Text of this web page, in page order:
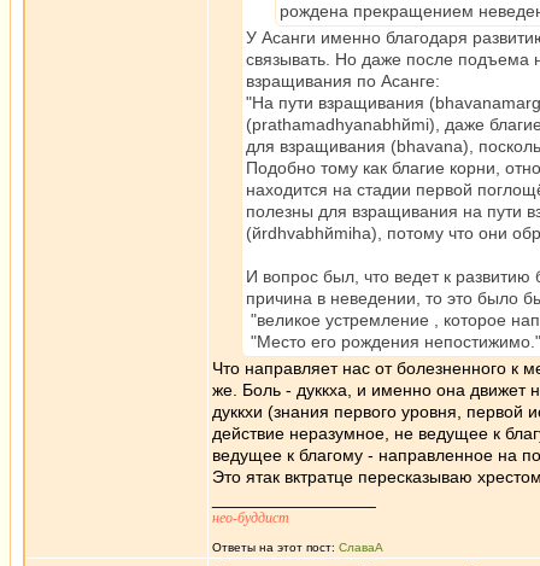
рождена прекращением
У Асанги именно благодаря
связывать. Но даже после подъема
взращивания по Асанге:
"На пути взращивания
(prathamadhyanabhйmi), даже
для взращивания (bhavana),
Подобно тому как благие корни,
находится на стадии первой
полезны для взращивания на пути
(йrdhvabhйmiha), потому что они
И вопрос был, что ведет к развитию
причина в неведении, то это было
"великое устремление , которое
"Место его рождения непостижимо."
Что направляет нас от болезненного к
же. Боль - дуккха, и именно она движет
дуккхи (знания первого уровня,
действие неразумное, не ведущее к
ведущее к благому - направленное на
Это ятак вктратце пересказываю
нео-буддист
Ответы на этот пост: СлаваА